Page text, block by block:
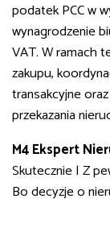
podatek PCC w
wynagrodzenie
VAT. W ramach
zakupu,
transakcyjne
przekazania
M4 Ekspert
Skutecznie | Z
Bo decyzje o